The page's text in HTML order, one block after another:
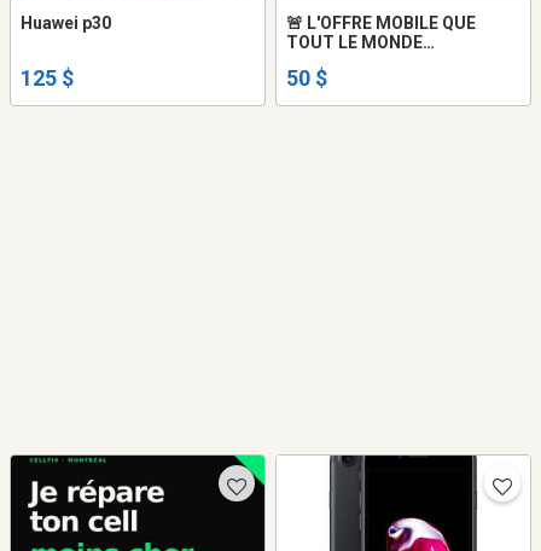
Huawei p30
125 $
🚨 L'OFFRE MOBILE QUE
TOUT LE MONDE
50 $